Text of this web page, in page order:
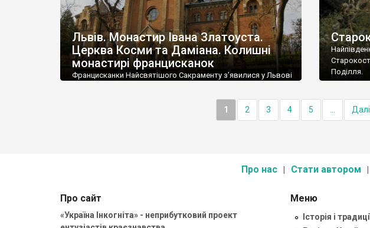
Львів. Монастир Івана Златоуста.
Церква Косми та Даміана. Колишні
монастирі францисканок
Францисканки Найсвятішого Сакраменту з’явилися у Львові
Поділля.
1 2 3 4 5
Про нас Стати автором
Про сайт
«Україна Інкогніта» - неприбутковий проект
Меню
Історія і